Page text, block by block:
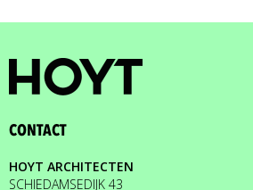
CONTACT
HOYT ARCHITECTEN
SCHIEDAMSEDIJK 43